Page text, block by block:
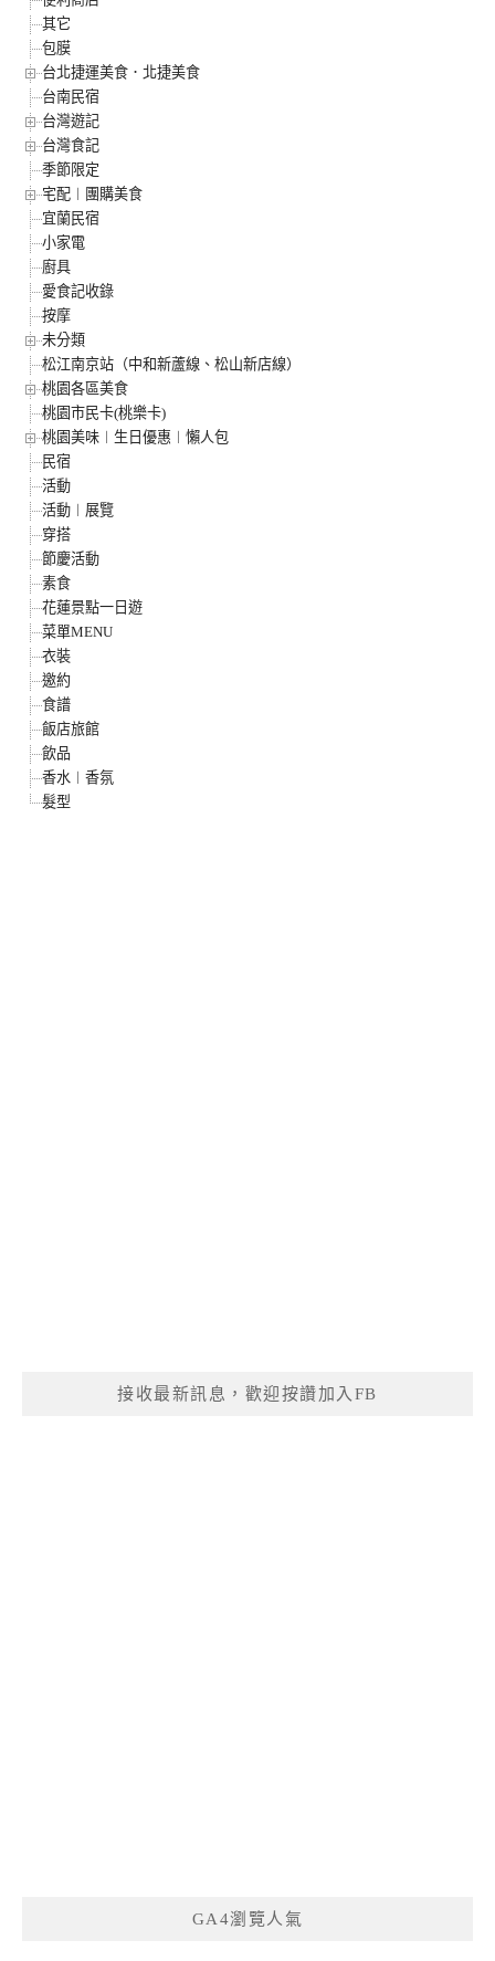
其它
包膜
台北捷運美食．北捷美食
台南民宿
台灣遊記
台灣食記
季節限定
宅配︱團購美食
宜蘭民宿
小家電
廚具
愛食記收錄
按摩
未分類
松江南京站（中和新蘆線、松山新店線）
桃園各區美食
桃園市民卡(桃樂卡)
桃園美味︱生日優惠︱懶人包
民宿
活動
活動︱展覽
穿搭
節慶活動
素食
花蓮景點一日遊
菜單MENU
衣裝
邀約
食譜
飯店旅館
飲品
香水︱香氛
髮型
接收最新訊息，歡迎按讚加入FB
GA4瀏覽人氣